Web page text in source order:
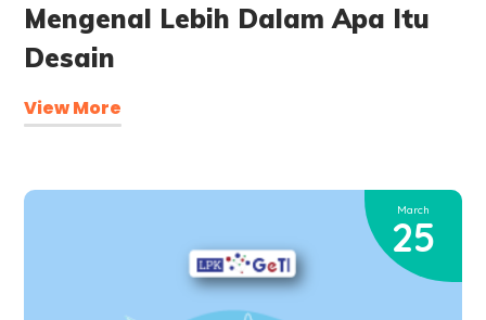
Mengenal Lebih Dalam Apa Itu
Desain
View More
March
25